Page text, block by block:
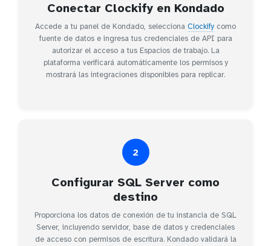
Conectar Clockify en Kondado
Accede a tu panel de Kondado, selecciona Clockify como
fuente de datos e ingresa tus credenciales de API para
autorizar el acceso a tus Espacios de trabajo. La
plataforma verificará automáticamente los permisos y
mostrará las integraciones disponibles para replicar.
2
Configurar SQL Server como
destino
Proporciona los datos de conexión de tu instancia de SQL
Server, incluyendo servidor, base de datos y credenciales
de acceso con permisos de escritura. Kondado validará la